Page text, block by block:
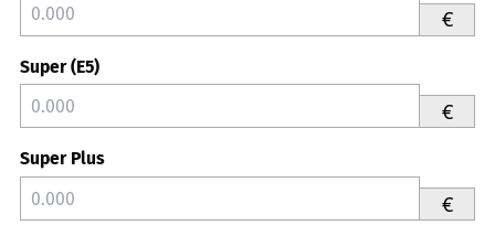
€
Super (E5)
€
Super Plus
€